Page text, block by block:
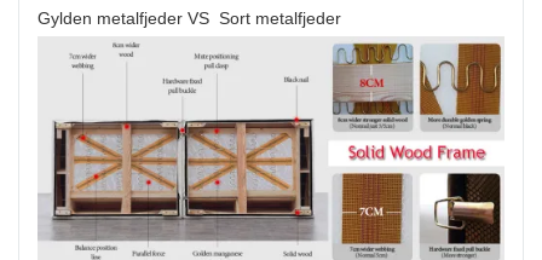
Gylden metalfjeder VS Sort metalfjeder